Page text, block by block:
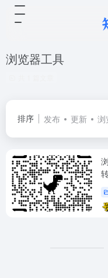
浏览器工具
排序 发布 更新 浏